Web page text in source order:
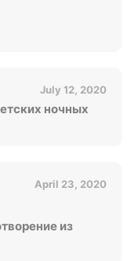
July 12, 2020
ночных
April 23, 2020
из